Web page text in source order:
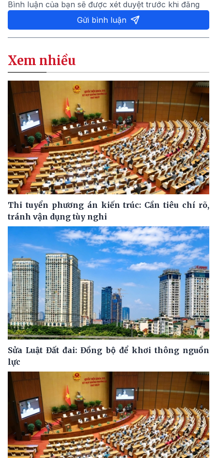
Bình luận của bạn sẽ được xét duyệt trước khi đăng
Gửi bình luận
Xem nhiều
Thi tuyển phương án kiến trúc: Cần tiêu chí rõ,
tránh vận dụng tùy nghi
Sửa Luật Đất đai: Đồng bộ để khơi thông nguồn
lực